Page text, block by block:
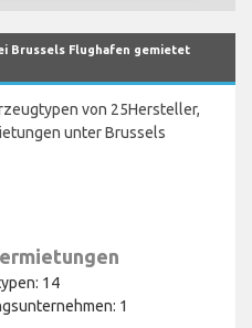
Brussels Flughafen gemietet
von 25Hersteller,
unter Brussels
14
1